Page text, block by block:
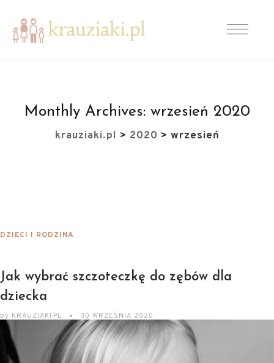
Monthly Archives: wrzesień 2020
krauziaki.pl > 2020 > wrzesień
DZIECI I RODZINA
Jak wybrać szczoteczkę do zębów dla
dziecka
by KRAUZIAKI.PL 30 WRZEŚNIA 2020